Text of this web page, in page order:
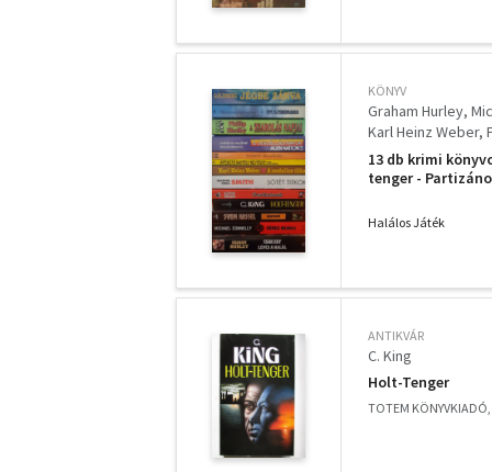
KÖNYV
Graham Hurley
Karl Heinz Weber
Judith és Garfield
13 db krimi
tenger -
kastály rejtélye -
Halálos Játék
ANTIKVÁR
C. King
Holt-Tenger
TOTEM